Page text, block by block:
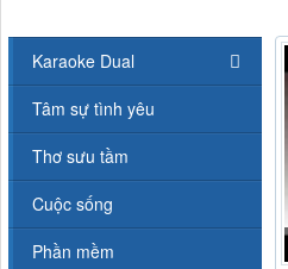
Karaoke Dual
Tâm sự tình yêu
Thơ sưu tầm
Cuộc sống
Phần mềm